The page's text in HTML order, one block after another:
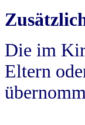
Die im
Eltern